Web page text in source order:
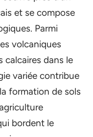
et se compose
Parmi
volcaniques
calcaires dans le
variée contribue
formation de sols
bordent le